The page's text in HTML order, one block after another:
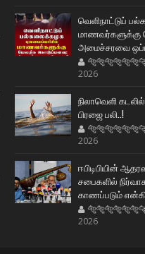
வெளிநாட்டுப்
மாணவர்களுக்கு
அமைச்சரவை
2026
நிலாவெளி
பிரஜை பலி..!
2026
ஈபிடிபியின்
சபைகளில்
காணப்படும்
2026